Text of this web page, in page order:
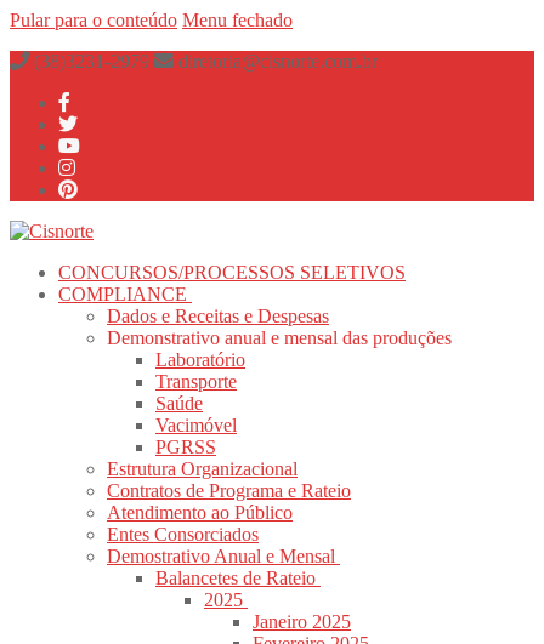
Pular para o conteúdo Menu fechado
(38)3231-2979
diretoria@cisnorte.com.br
CONCURSOS/PROCESSOS SELETIVOS
COMPLIANCE
Dados e Receitas e Despesas
Demonstrativo anual e mensal das produções
Laboratório
Transporte
Saúde
Vacimóvel
PGRSS
Estrutura Organizacional
Contratos de Programa e Rateio
Atendimento ao Público
Entes Consorciados
Demostrativo Anual e Mensal
Balancetes de Rateio
2025
Janeiro 2025